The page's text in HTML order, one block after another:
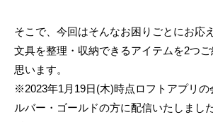
そこで、今回はそんなお困りごとにお応
文具を整理・収納できるアイテムを2つ
思います。
※2023年1月19日(木)時点ロフトアプリの
ルバー・ゴールドの方に配信いたしまし